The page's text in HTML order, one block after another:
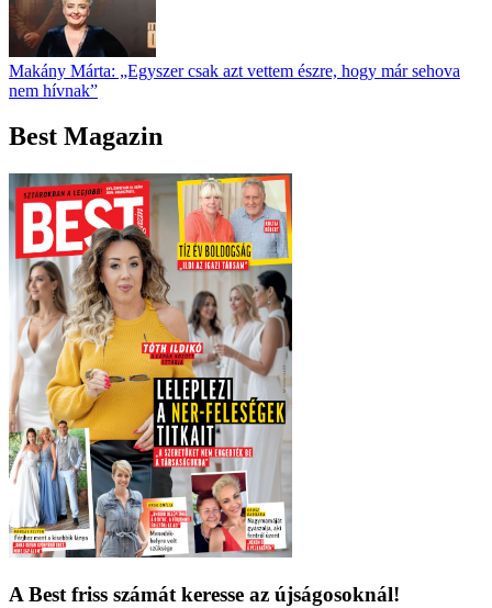
Makány Márta: „Egyszer csak azt vettem észre, hogy már sehova
nem hívnak”
Best Magazin
A Best friss számát keresse az újságosoknál!